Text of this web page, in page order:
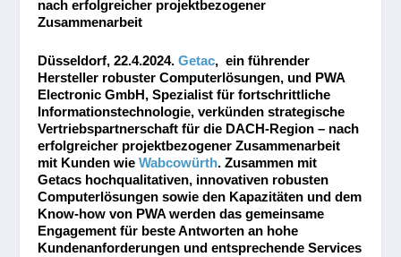
nach erfolgreicher projektbezogener
Zusammenarbeit
Düsseldorf, 22.4.2024.Getac, ein führender
Hersteller robuster Computerlösungen, und PWA
Electronic GmbH, Spezialist für fortschrittliche
Informationstechnologie, verkünden strategische
Vertriebspartnerschaft für die DACH-Region – nach
erfolgreicher projektbezogener Zusammenarbeit
mit Kunden wieWabcowürth.Zusammen mit
Getacs hochqualitativen, innovativen robusten
Computerlösungen sowie den Kapazitäten und dem
Know-how von PWA werden das gemeinsame
Engagement für beste Antworten an hohe
Kundenanforderungen und entsprechende Services